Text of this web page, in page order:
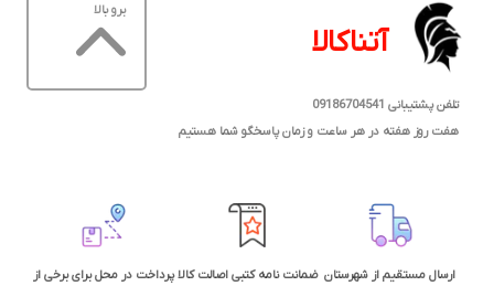
آتناکالا
برو بالا
تلفن پشتیبانی 09186704541
هفت روز هفته در هر ساعت و زمان پاسخگو شما هستیم
ارسال مستقیم از شهرستان ضمانت نامه کتبی اصالت کالاپرداخت در محل برای برخی از